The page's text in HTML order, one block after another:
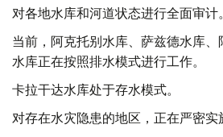
对各地水库和河道状态进行全面审计。
当前，阿克托别水库、萨兹德水库
水库正在按照排水模式进行工作。
卡拉干达水库处于存水模式。
对存在水灾隐患的地区，正在严密实